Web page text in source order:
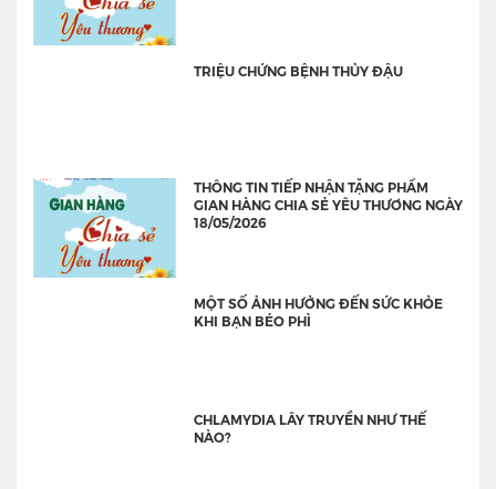
TRIỆU CHỨNG BỆNH THỦY ĐẬU
THÔNG TIN TIẾP NHẬN TẶNG PHẨM
GIAN HÀNG CHIA SẺ YÊU THƯƠNG NGÀY
18/05/2026
MỘT SỐ ẢNH HƯỞNG ĐẾN SỨC KHỎE
KHI BẠN BÉO PHÌ
CHLAMYDIA LÂY TRUYỀN NHƯ THẾ
NÀO?